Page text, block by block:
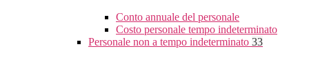
Conto annuale del personale
Costo personale tempo indeterminato
Personale non a tempo indeterminato 33